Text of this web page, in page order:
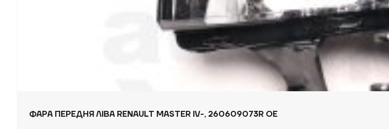
ФАРА ПЕРЕДНЯ ЛІВА RENAULT MASTER IV-, 260609073R OE